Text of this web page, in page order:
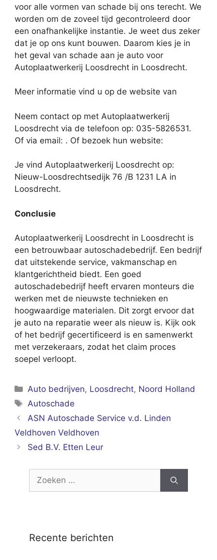
voor alle vormen van schade bij ons terecht. We
worden om de zoveel tijd gecontroleerd door
een onafhankelijke instantie. Je weet dus zeker
dat je op ons kunt bouwen. Daarom kies je in
het geval van schade aan je auto voor
Autoplaatwerkerij Loosdrecht in Loosdrecht.
Meer informatie vind u op de website van
Neem contact op met Autoplaatwerkerij
Loosdrecht via de telefoon op: 035-5826531.
Of via email: . Of bezoek hun website:
Je vind Autoplaatwerkerij Loosdrecht op:
Nieuw-Loosdrechtsedijk 76 /B 1231 LA in
Loosdrecht.
Conclusie
Autoplaatwerkerij Loosdrecht in Loosdrecht is
een betrouwbaar autoschadebedrijf. Een bedrijf
dat uitstekende service, vakmanschap en
klantgerichtheid biedt. Een goed
autoschadebedrijf heeft ervaren monteurs die
werken met de nieuwste technieken en
hoogwaardige materialen. Dit zorgt ervoor dat
je auto na reparatie weer als nieuw is. Kijk ook
of het bedrijf gecertificeerd is en samenwerkt
met verzekeraars, zodat het claim proces
soepel verloopt.
Categorieën
Auto bedrijven, Loosdrecht, Noord Holland
Tags
Autoschade
ASN Autoschade Service v.d. Linden
Veldhoven Veldhoven
Sed B.V. Etten Leur
Zoek
Recente berichten